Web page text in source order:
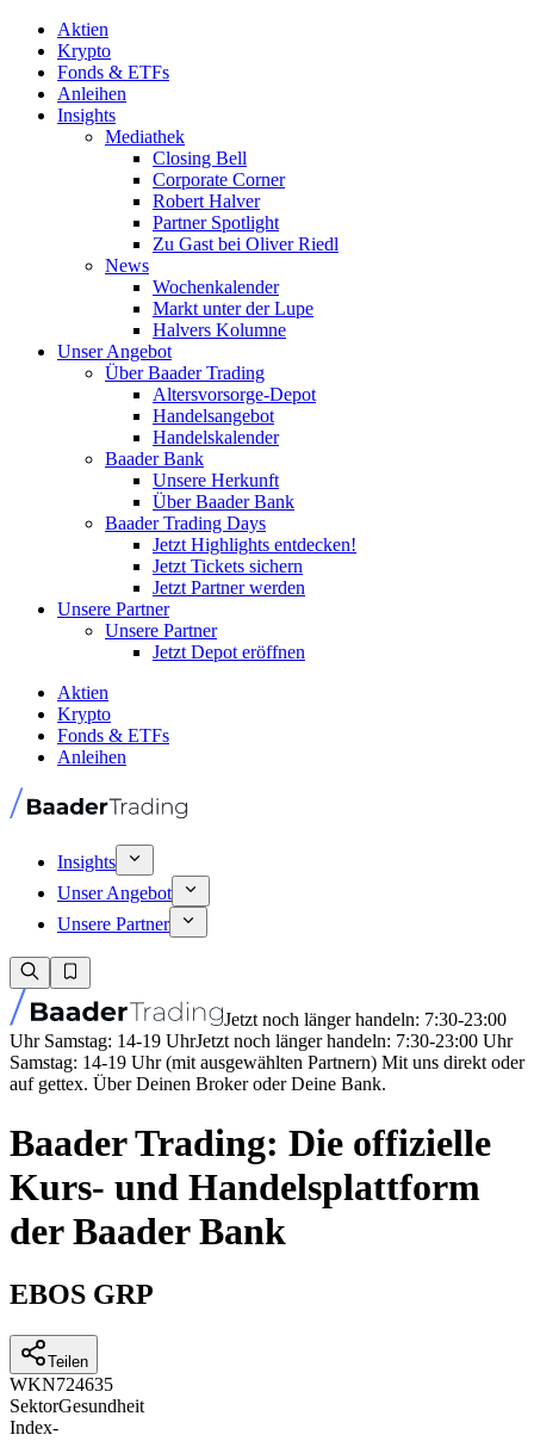
Aktien
Krypto
Fonds & ETFs
Anleihen
Insights
Mediathek
Closing Bell
Corporate Corner
Robert Halver
Partner Spotlight
Zu Gast bei Oliver Riedl
News
Wochenkalender
Markt unter der Lupe
Halvers Kolumne
Unser Angebot
Über Baader Trading
Altersvorsorge-Depot
Handelsangebot
Handelskalender
Baader Bank
Unsere Herkunft
Über Baader Bank
Baader Trading Days
Jetzt Highlights entdecken!
Jetzt Tickets sichern
Jetzt Partner werden
Unsere Partner
Unsere Partner
Jetzt Depot eröffnen
Aktien
Krypto
Fonds & ETFs
Anleihen
Insights
Unser Angebot
Unsere Partner
Jetzt noch länger handeln: 7:30-23:00
Uhr Samstag: 14-19 UhrJetzt noch länger handeln: 7:30-23:00 Uhr
Samstag: 14-19 Uhr (mit ausgewählten Partnern) Mit uns direkt oder
auf gettex. Über Deinen Broker oder Deine Bank.
Baader Trading: Die offizielle
Kurs- und Handelsplattform
der Baader Bank
EBOS GRP
Teilen
WKN724635
SektorGesundheit
Index-